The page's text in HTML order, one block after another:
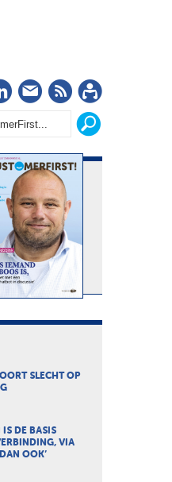
LinkedIn
Nieuwsbrief
RSS
SLECHT OP
IS DE BASIS
VIA
OOK’